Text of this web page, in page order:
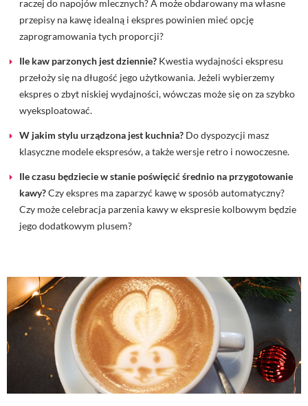
raczej do napojów mlecznych? A może obdarowany ma własne
przepisy na kawę idealną i ekspres powinien mieć opcję
zaprogramowania tych proporcji?
Ile kaw parzonych jest dziennie? Kwestia wydajności ekspresu
przełoży się na długość jego użytkowania. Jeżeli wybierzemy
ekspres o zbyt niskiej wydajności, wówczas może się on za szybko
wyeksploatować.
W jakim stylu urządzona jest kuchnia? Do dyspozycji masz
klasyczne modele ekspresów, a także wersje retro i nowoczesne.
Ile czasu będziecie w stanie poświęcić średnio na przygotowanie
kawy?Czy ekspres ma zaparzyć kawę w sposób automatyczny?
Czy może celebracja parzenia kawy w ekspresie kolbowym będzie
jego dodatkowym plusem?